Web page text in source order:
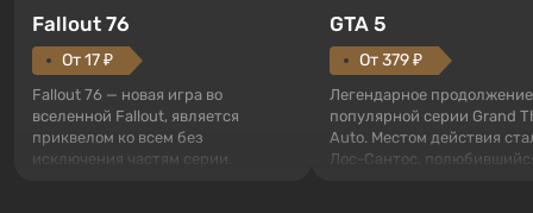
Fallout 76
От 17 ₽
Fallout 76 — новая игра во
вселенной Fallout, является
приквелом ко всем без
исключения частям серии.
GTA 5
От 379 ₽
Легендарное продолжение
популярной серии Grand
Auto. Местом действия
Лос-Сантос,